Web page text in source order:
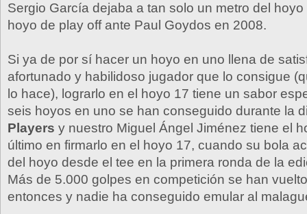
Sergio García dejaba a tan solo un metro del hoyo
hoyo de play off ante Paul Goydos en 2008.
Si ya de por sí hacer un hoyo en uno llena de
afortunado y habilidoso jugador que lo consigue
lo hace), lograrlo en el hoyo 17 tiene un sabor
seis hoyos en uno se han conseguido durante la
Players y nuestro Miguel Ángel Jiménez tiene el
último en firmarlo en el hoyo 17, cuando su bola
del hoyo desde el tee en la primera ronda de la
Más de 5.000 golpes en competición se han
entonces y nadie ha conseguido emular al